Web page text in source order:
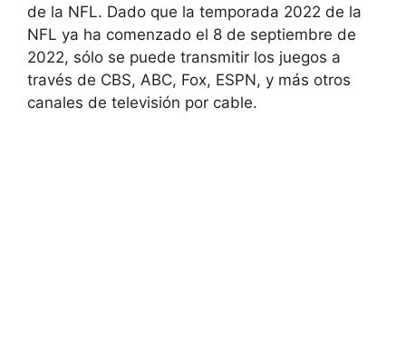
de la NFL. Dado que la temporada 2022 de la
NFL ya ha comenzado el 8 de septiembre de
2022, sólo se puede transmitir los juegos a
través de CBS, ABC, Fox, ESPN, y más otros
canales de televisión por cable.